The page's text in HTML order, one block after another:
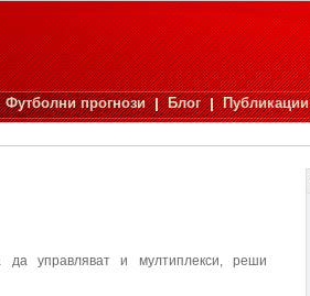
Футболни прогнози Блог Публикации
да управляват и мултиплекси, реши